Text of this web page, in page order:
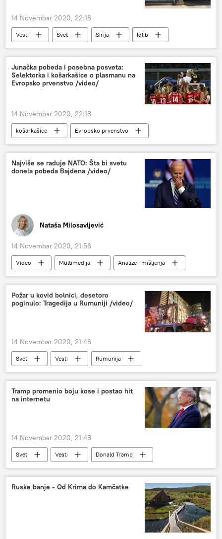
14 Novembar 2020, 22:16
Vesti Svet Sirija
Idlib
teroristi
Junačka pobeda i posebna posveta:
Selektorka i košarkašice o plasmanu na
Evropsko prvenstvo /video/
14 Novembar 2020, 22:13
košarkašice
Evropsko prvenstvo
Košarka
Sport Društvo
Najviše se raduje NATO: Šta bi svetu
donela pobeda Bajdena /video/
Nataša Milosavljević
14 Novembar 2020, 21:56
Video Multimedija
Analize i mišljenja
Od četvrtka do četvrtka
Radio
Džozef Bajden
NATO
Amerika
Požar u kovid bolnici, desetoro
poginulo: Tragedija u Rumuniji /video/
14 Novembar 2020, 21:46
Svet Vesti
Rumunija
bolnica
Nesreće i prirodne katastrofe
Tramp promenio boju kose i postao hit
na internetu
14 Novembar 2020, 21:43
Svet Vesti
Donald Tramp
kosa
boja
Ruske banje - Od Krima do Kamčatke